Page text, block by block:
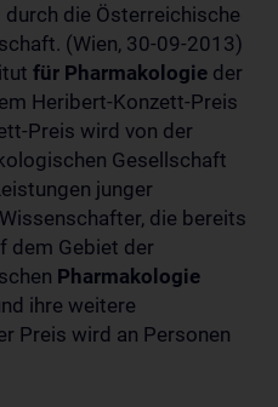
durch die Österreichische
(Wien, 30-09-2013)
für Pharmakologie der
Heribert-Konzett-Preis
Preis wird von der
Gesellschaft
junger
die bereits
dem Gebiet der
Pharmakologie
ihre weitere
Preis wird an Personen